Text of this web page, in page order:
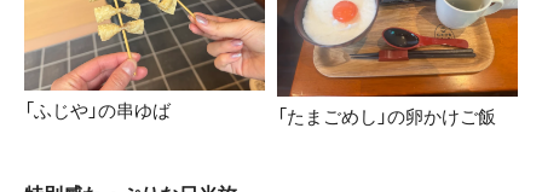
「ふじや」の串ゆば 「たまごめし」の卵かけご飯